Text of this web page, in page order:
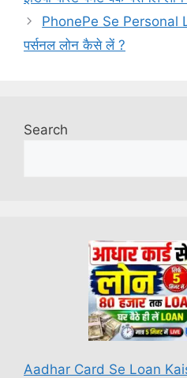
PhonePe Se Personal
पर्सनल लोन कैसे लें ?
Search
Aadhar Card Se Loan